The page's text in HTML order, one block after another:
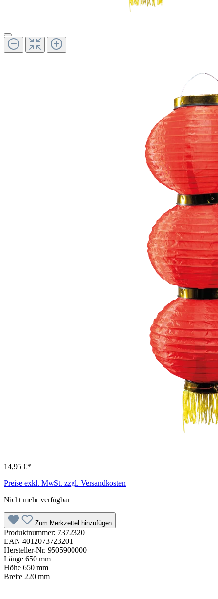
14,95 €*
Preise exkl. MwSt. zzgl. Versandkosten
Nicht mehr verfügbar
Zum Merkzettel hinzufügen
Produktnummer: 7372320
EAN 4012073723201
Hersteller-Nr. 9505900000
Länge 650 mm
Höhe 650 mm
Breite 220 mm